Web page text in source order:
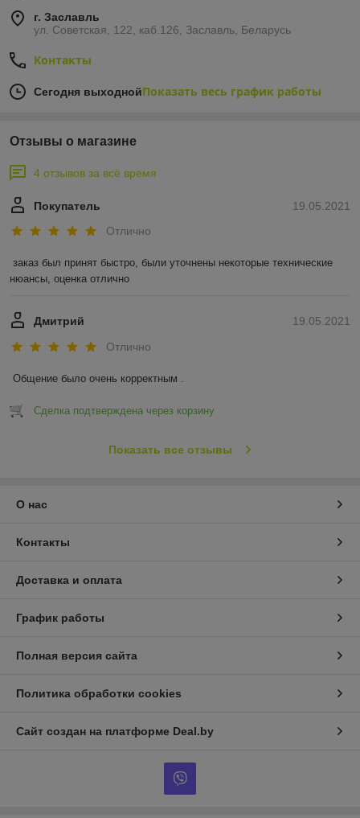
сечением ОТ;
г. Заславль
ул. Советская, 122, каб.126, Заславль, Беларусь
Контакты
Сегодня выходнойПоказать весь график работы
Отзывы о магазине
4 отзывов за всё время
19.05.2021
Покупатель
Отлично
заказ был принят быстро, были уточнены некоторые технические
нюансы, оценка отлично
19.05.2021
Дмитрий
Отлично
Общение было очень корректным .
Сделка подтверждена через корзину
Показать все отзывы
О нас
Контакты
Доставка и оплата
График работы
Полная версия сайта
Политика обработки cookies
Сайт создан на платформе Deal.by